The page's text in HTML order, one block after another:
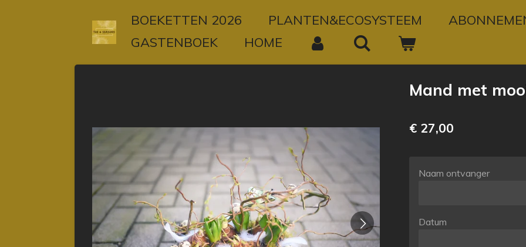
BOEKETTEN 2026 PLANTEN&ECOSYSTEEM
GASTENBOEK
HOME
Mand met
€ 27,00
Naam ontvanger
Datum